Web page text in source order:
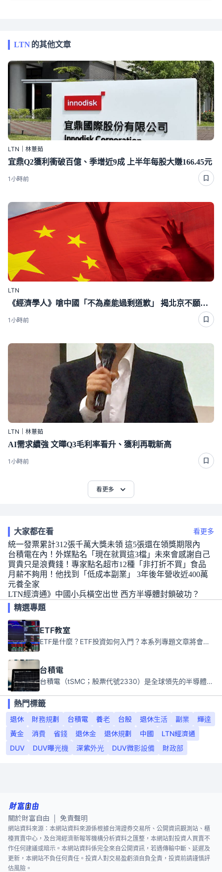
LTN的其他文章
LTN｜林薏茹
宜鼎Q2獲利衝破百億、季增近9成 上半年每股大賺166.45元
1小時前
LTN
《經濟學人》嗆中國「不為產能過剩道歉」 揭北京不願面對1真相
1小時前
LTN｜林薏茹
AI需求續強 文曄Q3毛利率看升、獲利再戰新高
1小時前
看更多
大家都在看 看更多
統一發票累計312張千萬大獎未領 這5張還在領獎期限內
台積電在內！外媒點名「現在就買這3檔」未來會感謝自己
買貴只是浪費錢！專家點名超市12種「非打折不買」食品
月薪不夠用！他找到「低成本副業」 3年後年營收近400萬
元養全家
LTN經濟通》中國小兵橫空出世 西方半導體封鎖破功？
精選專題
ETF教室
ETF是什麼？ETF投資如何入門？本系列專題文章將會告訴你新手必須知道的ETF基礎知識。
台積電
台積電（tSMC；股票代號2330）是全球領先的半導體代工公司，成立於1987年，總部位於台灣新竹。且已於美國、日本、德國及中國設廠，台積電是全球首家專業積體電路製造服務公司，也是全球最先進和最大規模的半導體代工廠。
熱門標籤
退休
財務規劃 台積電 養老 台股 退休生活 副業
輝達
黃金
消費 省錢 退休金 退休規劃 中國
LTN經濟通
DUV
DUV曝光機 深紫外光 DUV微影設備 財政部
關於財富自由 免責聲明
網站資料來源：本網站資料來源係根據台灣證券交易所、公開資訊觀測站、櫃
檯買賣中心，及台灣經濟新報等機構分析資料之匯整，本網站對投資人買賣不
作任何建議或暗示。本網站資料係完全來自公開資訊，若遇傳輸中斷、延遲及
更新，本網站不負任何責任。投資人對交易盈虧須自負全責，投資前請謹慎評
估風險。